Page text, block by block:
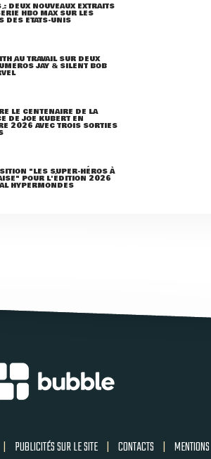
: DEUX NOUVEAUX EXTRAITS
HBO MAX SUR LES
DES ETATS-UNIS
AU TRAVAIL SUR DEUX
JAY & SILENT BOB
LE CENTENAIRE DE LA
DE JOE KUBERT EN
2026 AVEC TROIS SORTIES
"LES SUPER-HÉROS À
POUR L'ÉDITION 2026
HYPERMONDES
| PUBLICITÉS SUR LE SITE | CONTACTS | MENTIONS